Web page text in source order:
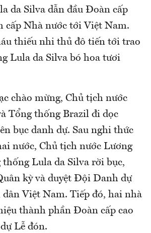
da Silva dẫn đầu Đoàn cấp
cấp Nhà nước tới Việt Nam.
thiếu nhi thủ đô tiến tới trao
Lula da Silva bó hoa tươi
chào mừng, Chủ tịch nước
Tổng thống Brazil đi dọc
bục danh dự. Sau nghi thức
nước, Chủ tịch nước Lương
thống Lula da Silva rời bục,
kỳ và duyệt Đội Danh dự
Việt Nam. Tiếp đó, hai nhà
thành phần Đoàn cấp cao
Lễ đón.